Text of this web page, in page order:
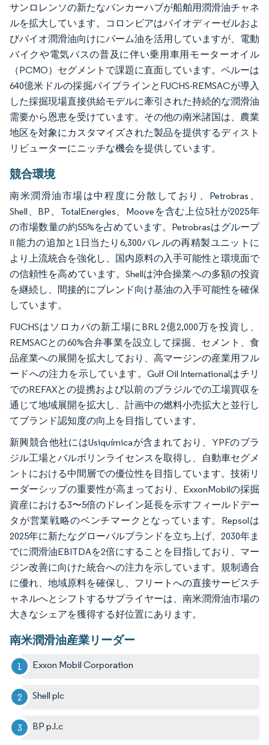
サンロレンソの新たなバンカーハブが船舶用潤滑油チャネ
ルを拡大しています。コロンビアはバイオディーゼルおよ
びバイオ潤滑油向けにパーム油を活用していますが、電動
バイクや電気バスの普及に伴い乗用車用モーターオイル
（PCMO）セグメントで課題に直面しています。ペルーは
640億米ドルの採掘パイプラインとFUCHS-REMSACが導入
した採掘現場直接供給モデルに牽引された持続的な潤滑油
需要から恩恵を受けています。その他の南米諸国は、農業
地区を対象にカスタマイズされた製品を提供するディスト
リビューターにニッチな機会を提供しています。
競合環境
南米潤滑油市場は中程度に分散しており、Petrobras、
Shell、BP、TotalEnergies、Mooveを含む上位5社が2025年
の市場数量の約55%を占めています。Petrobrasはグループ
II 能力の追加と1日当たり6,300バレルの再精製ユニットに
より上流統合を強化し、国内原料の入手可能性と環境面で
の信頼性を高めています。Shellは沖合操業への多額の投資
を継続し、間接的にブレンド向け基油の入手可能性を確保
しています。
FUCHSはソロカバの新工場にBRL 2億2,000万を投資し、
REMSACとの60%合弁事業を設立して採掘、セメント、食
品産業への展開を拡大しており、高マージンの産業用フル
ードへの注力を示しています。Gulf Oil Internationalはチリ
でのREFAXとの提携および以前のブラジルでの工場買収を
通じて地域展開を拡大し、計画中の燃料小売拡大と並行し
てブランド認知度の向上を目指しています。
新興競合他社にはUsiquímicaが含まれており、YPFのブラ
ジル工場とバルボリンライセンスを取得し、自動車セグメ
ントにおける中間層での優位性を目指しています。技術リ
ーダーシップの重要性が高まっており、ExxonMobilの採掘
資産における3〜5倍のドレイン延長を示すフィールドデー
タが営業戦略のベンチマークとなっています。Repsolは
2025年に新たなグローバルブランドを立ち上げ、2030年ま
でに潤滑油EBITDAを2倍にすることを目指しており、マー
ジン改善に向けた統合への注力を示しています。規制適合
に優れ、地域原料を確保し、フリートへの直接サービスチ
ャネルへとシフトするサプライヤーは、南米潤滑油市場の
大きなシェアを獲得する好位置にあります。
南米潤滑油産業リーダー
Exxon Mobil Corporation
Shell plc
BP p.l.c